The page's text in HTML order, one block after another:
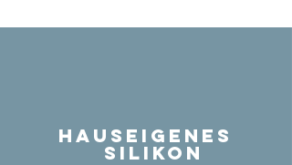
Hauseigenes
Silikon